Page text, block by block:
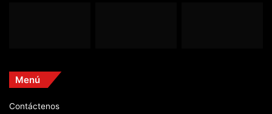
Menú
Contáctenos